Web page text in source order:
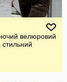
велюровий
стильний